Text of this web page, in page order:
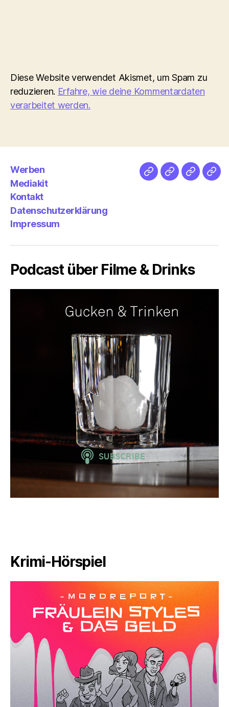
Diese Website verwendet Akismet, um Spam zu
reduzieren. Erfahre, wie deine Kommentardaten
verarbeitet werden.
Werben
Mediakit
Kontakt
Datenschutzerklärung
Impressum
NetzMedien
Podcast über Filme & Drinks
Krimi-Hörspiel